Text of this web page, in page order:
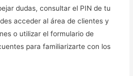
dudas, consultar el PIN de tu
acceder al área de clientes y
o utilizar el formulario de
para familiarizarte con los